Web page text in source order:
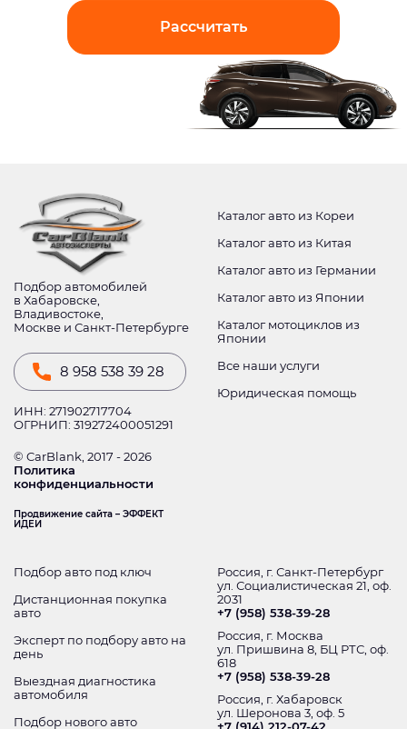
Рассчитать
Подбор автомобилей
в Хабаровске,
Владивостоке,
Москве и Санкт-Петербурге
8 958 538 39 28
ИНН: 271902717704
ОГРНИП: 319272400051291
© CarBlank, 2017 - 2026
Политика
конфиденциальности
Продвижение сайта – ЭФФЕКТ
ИДЕИ
Каталог авто из Кореи
Каталог авто из Китая
Каталог авто из Германии
Каталог авто из Японии
Каталог мотоциклов из
Японии
Все наши услуги
Юридическая помощь
Подбор авто под ключ
Дистанционная покупка
авто
Эксперт по подбору авто на
день
Выездная диагностика
автомобиля
Подбор нового авто
Россия, г. Санкт-Петербург
ул. Социалистическая 21, оф.
2031
+7 (958) 538-39-28
Россия, г. Москва
ул. Пришвина 8, БЦ РТС, оф.
618
+7 (958) 538-39-28
Россия, г. Хабаровск
ул. Шеронова 3, оф. 5